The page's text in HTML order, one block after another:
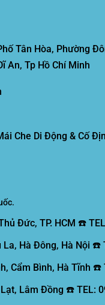
Tân Hòa, Phường
An, Tp Hồ Chí Minh
Che Di Động & Cố
Đức, TP. HCM ☎️
La, Hà Đông, Hà Nội ☎️
Cẩm Bình, Hà Tĩnh ☎️
Lâm Đồng ☎️ TEL: